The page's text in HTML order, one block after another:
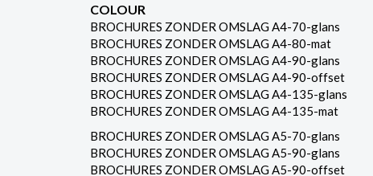
COLOUR
BROCHURES ZONDER OMSLAG A4-70-glans
BROCHURES ZONDER OMSLAG A4-80-mat
BROCHURES ZONDER OMSLAG A4-90-glans
BROCHURES ZONDER OMSLAG A4-90-offset
BROCHURES ZONDER OMSLAG A4-135-glans
BROCHURES ZONDER OMSLAG A4-135-mat
BROCHURES ZONDER OMSLAG A5-70-glans
BROCHURES ZONDER OMSLAG A5-90-glans
BROCHURES ZONDER OMSLAG A5-90-offset